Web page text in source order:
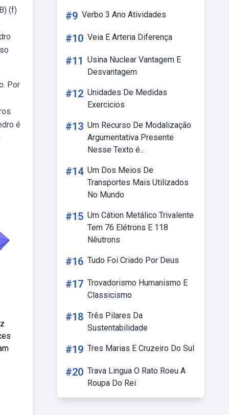
(f)
Por
é
#9 Verbo 3 Ano Atividades
#10 Veia E Arteria Diferença
#11 Usina Nuclear Vantagem E
Desvantagem
#12 Unidades De Medidas
Exercicios
#13 Um Recurso De Modalização
Argumentativa Presente
Nesse Texto é...
#14 Um Dos Meios De
Transportes Mais Utilizados
No Mundo
#15 Um Cátion Metálico Trivalente
Tem 76 Elétrons E 118
Nêutrons
#16 Tudo Foi Criado Por Deus
#17 Trovadorismo Humanismo E
Classicismo
#18 Três Pilares Da
Sustentabilidade
#19 Tres Marias E Cruzeiro Do Sul
#20 Trava Lingua O Rato Roeu A
Roupa Do Rei